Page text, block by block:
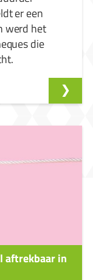
er een
werd het
die
aftrekbaar in